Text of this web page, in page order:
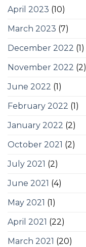
April 2023 (10)
March 2023 (7)
December 2022 (1)
November 2022 (2)
June 2022 (1)
February 2022 (1)
January 2022 (2)
October 2021 (2)
July 2021 (2)
June 2021 (4)
May 2021 (1)
April 2021 (22)
March 2021 (20)